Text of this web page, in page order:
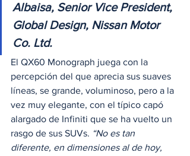
Albaisa, Senior Vice President,
Global Design, Nissan Motor
Co. Ltd.
El QX60 Monograph juega con la
percepción del que aprecia sus suaves
líneas, se grande, voluminoso, pero a la
vez muy elegante, con el típico capó
alargado de Infiniti que se ha vuelto un
rasgo de sus SUVs. “No es tan
diferente, en dimensiones al de hoy,